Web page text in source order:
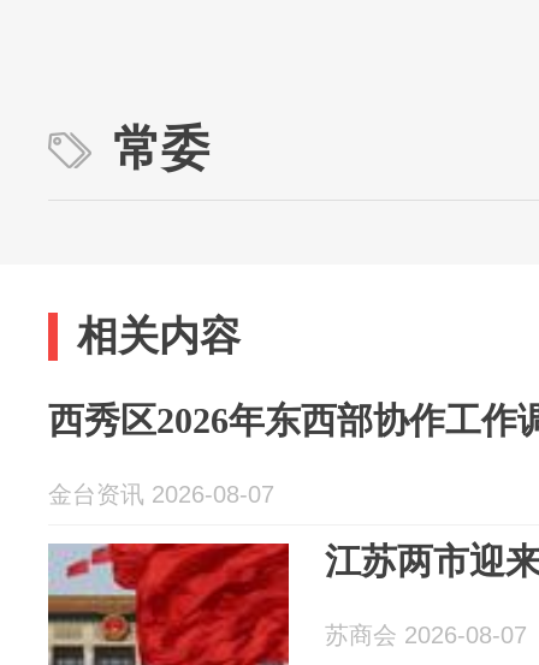
常委
相关内容
西秀区2026年东西部协作工作
金台资讯 2026-08-07
江苏两市迎
苏商会 2026-08-07